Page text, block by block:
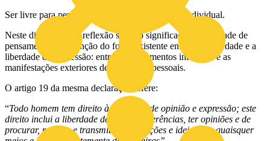
Ser livre para pensar é o expoente da liberdade individual.
Neste dia apela-se à reflexão sobre o significado de liberdade de
pensamento e à extinção do fosso existente entre esta liberdade e a
liberdade de expressão: entre os pensamentos interiores e as
manifestações exteriores dessas visões pessoais.
O artigo 19 da mesma declaração refere:
“Todo homem tem direito à liberdade de opinião e expressão; este
direito inclui a liberdade de, sem interferências, ter opiniões e de
procurar, receber e transmitir informações e ideias por quaisquer